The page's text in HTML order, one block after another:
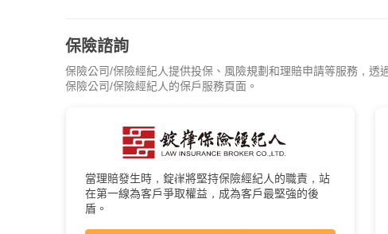
保險諮詢
保險公司/保險經紀人提供投保、風險規劃和理賠申請等服務，
保險公司/保險經紀人的保戶服務頁面。
當理賠發生時，錠嵂將堅持保險經紀人的職責，站
在第一線為客戶爭取權益，成為客戶最堅強的後
盾。